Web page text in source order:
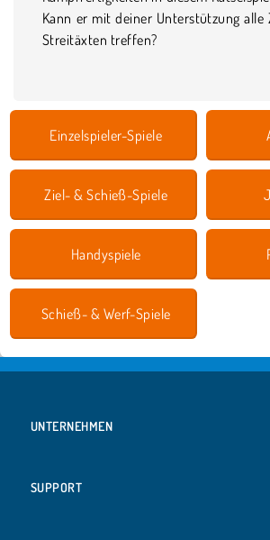
Kann er mit deiner Unterstützung alle
Streitäxten treffen?
Einzelspieler-Spiele
Ziel- & Schieß-Spiele
Handyspiele
Schieß- & Werf-Spiele
UNTERNEHMEN
SUPPORT